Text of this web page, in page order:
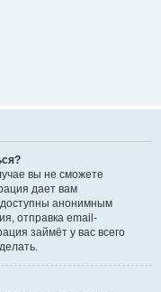
вы не сможете
дает вам
анонимным
отправка email-
займёт у вас всего